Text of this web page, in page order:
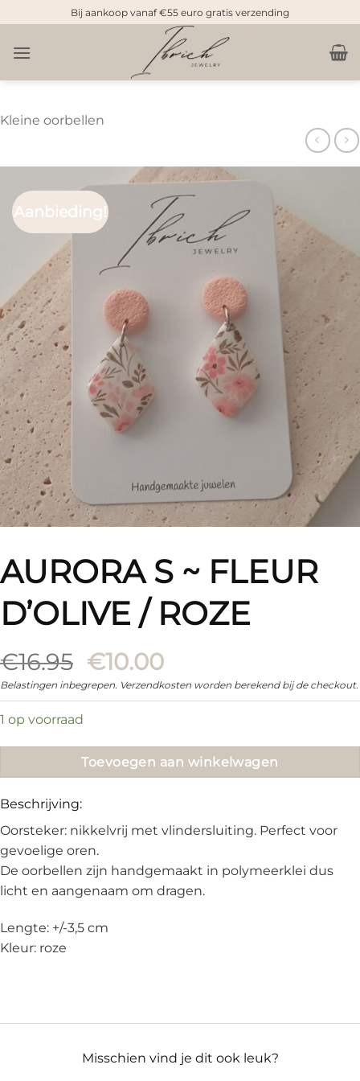
naar
inhoud
Bij aankoop vanaf €55 euro gratis verzending
Kleine oorbellen
Aanbieding!
AURORA S ~ FLEUR
D’OLIVE / ROZE
€16.95 Oorspronkelijke
prijs
was:
€10.00Huidige
prijs
is:
Belastingen inbegrepen. Verzendkosten worden berekend bij de checkout.
1 op voorraad
Toevoegen aan winkelwagen
Beschrijving:
Oorsteker: nikkelvrij met vlindersluiting. Perfect voor
gevoelige oren.
De oorbellen zijn handgemaakt in polymeerklei dus
licht en aangenaam om dragen.
Lengte: +/-3,5 cm
Kleur: roze
Misschien vind je dit ook leuk?